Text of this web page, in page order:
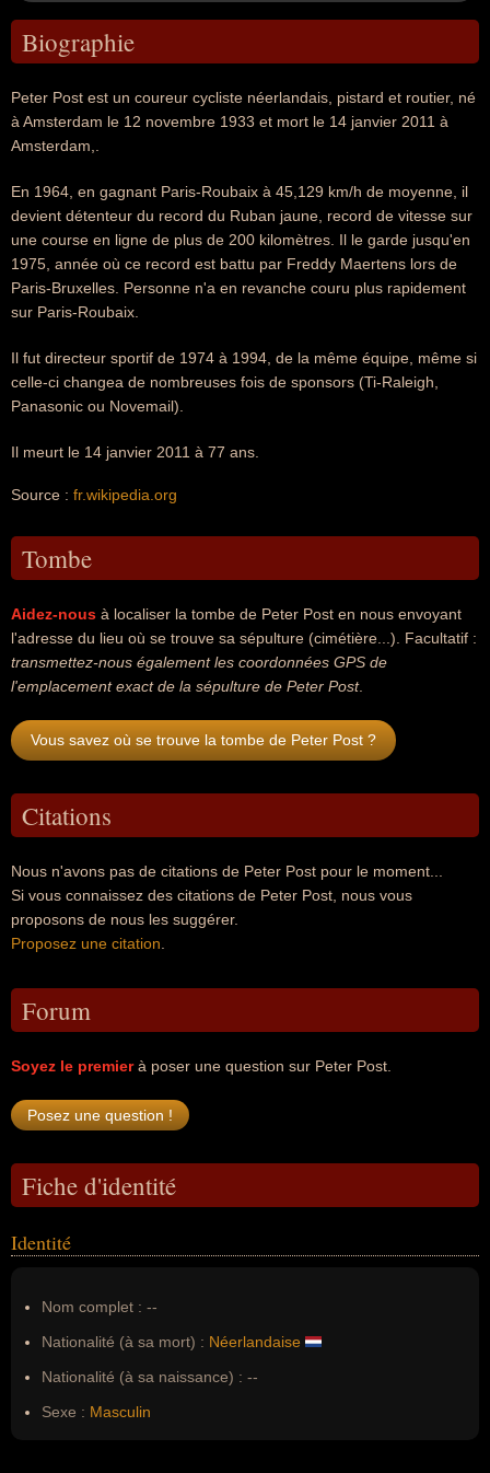
Biographie
Peter Post est un coureur cycliste néerlandais, pistard et routier, né
à Amsterdam le 12 novembre 1933 et mort le 14 janvier 2011 à
Amsterdam,.
En 1964, en gagnant Paris-Roubaix à 45,129 km/h de moyenne, il
devient détenteur du record du Ruban jaune, record de vitesse sur
une course en ligne de plus de 200 kilomètres. Il le garde jusqu'en
1975, année où ce record est battu par Freddy Maertens lors de
Paris-Bruxelles. Personne n'a en revanche couru plus rapidement
sur Paris-Roubaix.
Il fut directeur sportif de 1974 à 1994, de la même équipe, même si
celle-ci changea de nombreuses fois de sponsors (Ti-Raleigh,
Panasonic ou Novemail).
Il meurt le 14 janvier 2011 à 77 ans.
Source : fr.wikipedia.org
Tombe
Aidez-nous à localiser la tombe de Peter Post en nous envoyant
l'adresse du lieu où se trouve sa sépulture (cimétière...). Facultatif :
transmettez-nous également les coordonnées GPS de
l'emplacement exact de la sépulture de Peter Post.
Vous savez où se trouve la tombe de Peter Post ?
Citations
Nous n'avons pas de citations de Peter Post pour le moment...
Si vous connaissez des citations de Peter Post, nous vous
proposons de nous les suggérer.
Proposez une citation
Forum
Soyez le premierà poser une question sur Peter Post.
Fiche d'identité
Identité
Nom complet : --
Nationalité (à sa mort) : Néerlandaise
Nationalité (à sa naissance) : --
Sexe : Masculin